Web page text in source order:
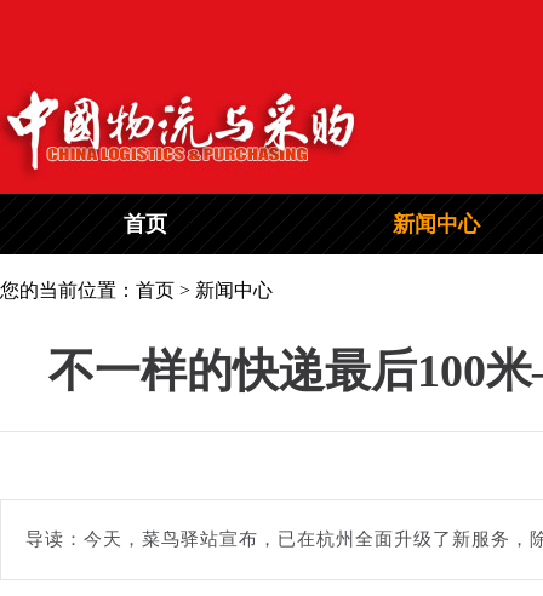
首页 新闻中心
您的当前位置：首页 > 新闻中心
不一样的快递最后100
导读：今天，菜鸟驿站宣布，已在杭州全面升级了新服务